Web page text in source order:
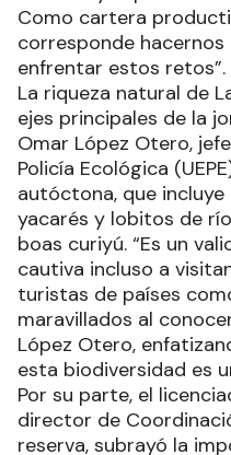
Como cartera
corresponde
enfrentar estos retos”.
La riqueza natural de
ejes principales de la
Omar López Otero,
Policía Ecológica
autóctona, que
yacarés y lobitos de
boas curiyú. “Es un
cautiva incluso a
turistas de países
maravillados al
López Otero,
esta biodiversidad es
Por su parte, el
director de
reserva, subrayó la